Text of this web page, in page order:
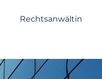
Rechtsanwältin